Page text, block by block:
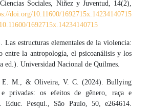
Sociales, Niñez y Juventud, 14(2),
doi.org/10.11600/1692715x.14234140715
1692715x.14234140715
Las estructuras elementales de la violencia:
entre la antropología, el psicoanálisis y los
ed.). Universidad Nacional de Quilmes.
E. M., & Oliveira, V. C. (2024). Bullying
e privadas: os efeitos de gênero, raça e
Educ. Pesqui., São Paulo, 50, e264614.